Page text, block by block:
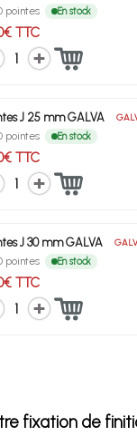
pointes En stock
TTC
1
J 25 mm GALVA
pointes En stock
TTC
1
J 30 mm GALVA
pointes En stock
TTC
1
fixation de